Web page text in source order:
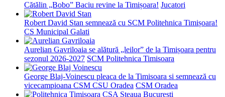
Cătălin „Bobo” Baciu revine la Timișoara! Jucatori
Robert David Stan semnează cu SCM Politehnica Timișoara!
CS Municipal Galati
Aurelian Gavriloaia se alătură „leilor” de la Timișoara pentru
sezonul 2026-2027 SCM Politehnica Timisoara
George Blaj-Voinescu pleaca de la Timisoara si semnează cu
vicecampioana CSM CSU Oradea CSM Oradea